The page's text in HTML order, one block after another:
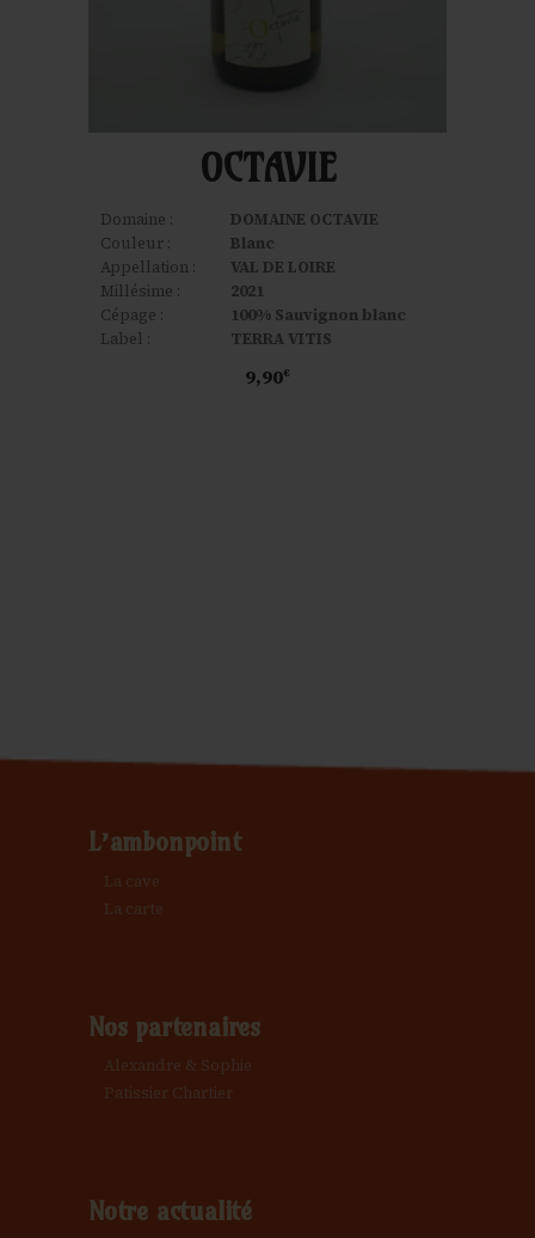
OCTAVIE
Domaine :
DOMAINE OCTAVIE
Couleur :
Blanc
Appellation :
VAL DE LOIRE
Millésime :
2021
Cépage :
100% Sauvignon blanc
Label :
TERRA VITIS
9,90€
L’ambonpoint
La cave
La carte
Nos partenaires
Alexandre & Sophie
Patissier Chartier
Notre actualité